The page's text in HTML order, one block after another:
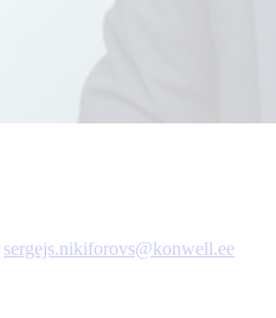
sergejs.nikiforovs@konwell.ee